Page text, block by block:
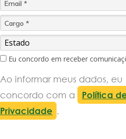
Eu concordo em receber
Ao informar meus dados, eu
concordo com a
Política
Privacidade .